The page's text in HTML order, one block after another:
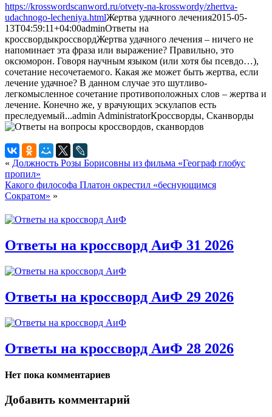
https://krosswordscanword.ru/otvety-na-krosswordy/zhertva-
udachnogo-lecheniya.htmlЖертва удачного лечения2015-05-
13T04:59:11+04:00adminОтветы на
кроссвордыкроссвордЖертва удачного лечения – ничего не
напоминает эта фраза или выражение? Правильно, это
оксюморон. Говоря научным языком (или хотя бы псевдо…),
сочетание несочетаемого. Какая же может быть жертва, если
лечение удачное? В данном случае это шутливо-
легкомысленное сочетание противоположных слов – жертва и
лечение. Конечно же, у врачующих эскулапов есть
преследуемый...admin AdministratorКроссворды, Сканворды
« Должность Розы Борисовны из фильма «Географ глобус
пропил»
Какого философа Платон окрестил «беснующимся
Сократом» »
Ответы на кроссворд АиФ 31 2026
Ответы на кроссворд АиФ 29 2026
Ответы на кроссворд АиФ 28 2026
Нет пока комментариев
Добавить комментарий